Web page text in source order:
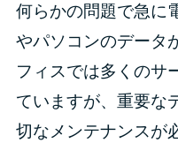
何らかの問題で急に
やパソコンのデータ
フィスでは多くのサ
ていますが、重要な
切なメンテナンスが